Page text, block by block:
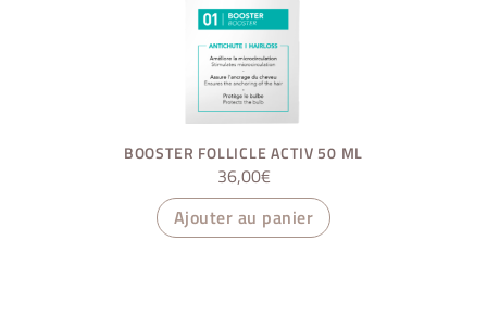
BOOSTER FOLLICLE ACTIV 50 ML
36,00€
Ajouter au panier